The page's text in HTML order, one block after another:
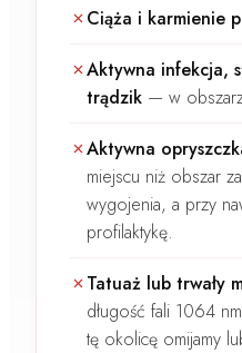
Ciąża i karmienie
Aktywna infekcja,
trądzik — w
Aktywna
miejscu niż obszar
wygojenia, a przy
profilaktykę.
Tatuaż lub trwały
długość fali 1064
tę okolicę omijamy